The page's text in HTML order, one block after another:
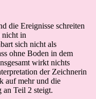
die Ereignisse schreiten
nicht in
sich nicht als
ohne Boden in dem
wirkt nichts
der Zeichnerin
auf mehr und die
Teil 2 steigt.